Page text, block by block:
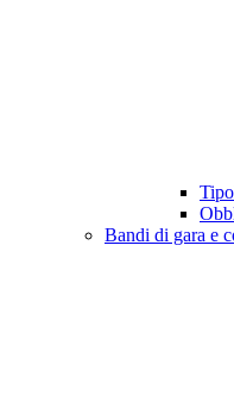
Bandi di gara e